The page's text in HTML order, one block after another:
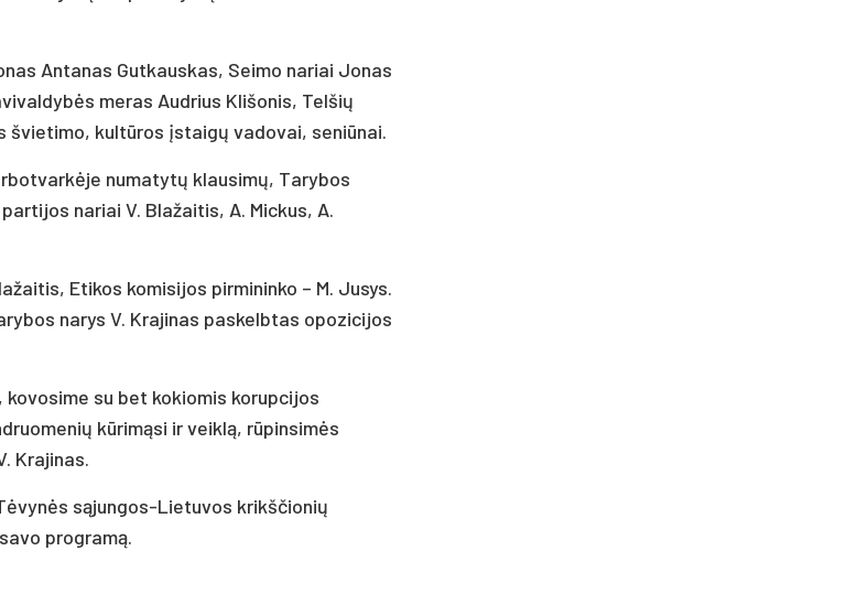
Antanas Gutkauskas, Seimo nariai Jonas
meras Audrius Klišonis, Telšių
kultūros įstaigų vadovai, seniūnai.
numatytų klausimų, Tarybos
nariai V. Blažaitis, A. Mickus, A.
Etikos komisijos pirmininko – M. Jusys.
narys V. Krajinas paskelbtas opozicijos
su bet kokiomis korupcijos
kūrimąsi ir veiklą, rūpinsimės
Krajinas.
sąjungos-Lietuvos krikščionių
programą.